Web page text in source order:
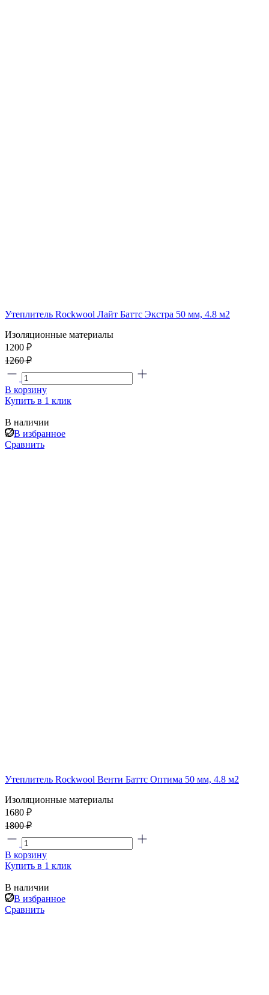
Утеплитель Rockwool Лайт Баттс Экстра 50 мм, 4.8 м2
Изоляционные материалы
1200 ₽
1260 ₽
В корзину
Купить в 1 клик
В наличии
В избранное
Сравнить
Утеплитель Rockwool Венти Баттс Оптима 50 мм, 4.8 м2
Изоляционные материалы
1680 ₽
1800 ₽
В корзину
Купить в 1 клик
В наличии
В избранное
Сравнить